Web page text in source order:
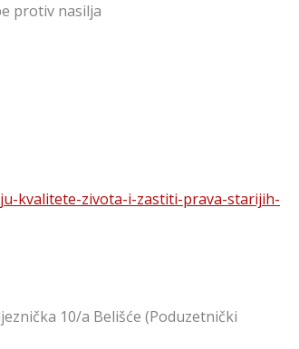
protiv nasilja
kvalitete-zivota-i-zastiti-prava-starijih-
10/a Belišće (Poduzetnički